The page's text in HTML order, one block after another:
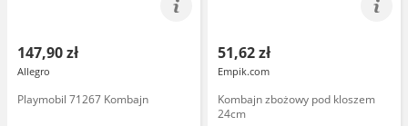
147,90 zł
Allegro
Playmobil 71267 Kombajn
51,62 zł
Empik.com
Kombajn zbożowy pod kloszem
24cm